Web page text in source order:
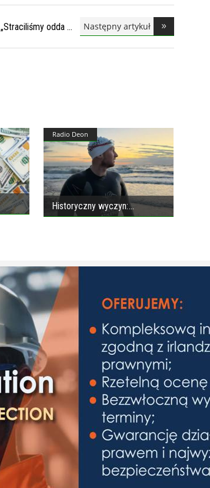
„Straciliśmy odda Następny artykuł
Radio Deon
Historyczny wyczyn: